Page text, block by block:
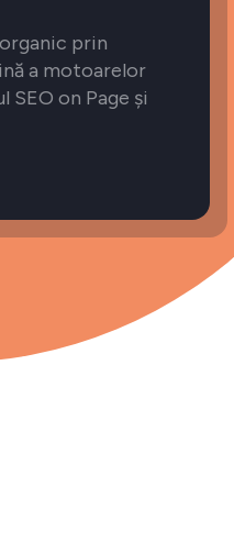
prin
a motoarelor
SEO on Page și